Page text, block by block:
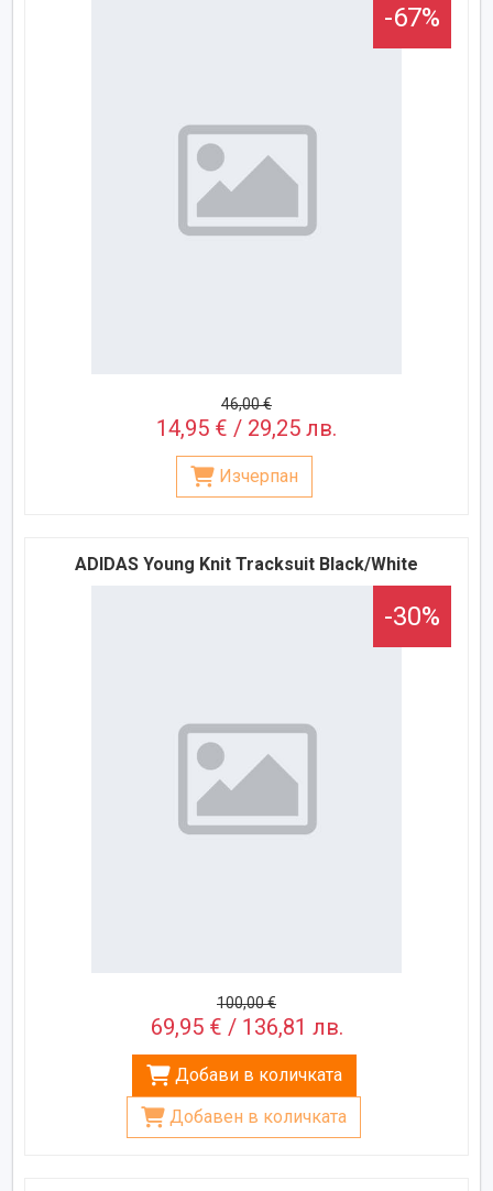
-67%
46,00 €
14,95 € / 29,25 лв.
Изчерпан
ADIDAS Young Knit Tracksuit Black/White
-30%
100,00 €
69,95 € / 136,81 лв.
Добави в количката
Добавен в количката